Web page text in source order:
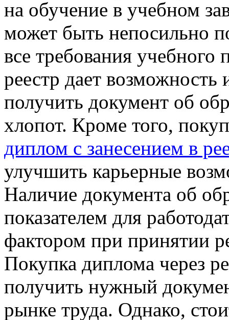
на обучение в учебном
может быть непосильно
все требования
реестр дает возможность
получить документ об
хлопот. Кроме того,
диплом с занесением в
улучшить карьерные
Наличие документа об
показателем для
фактором при принятии
Покупка диплома через
получить нужный
рынке труда. Однако,